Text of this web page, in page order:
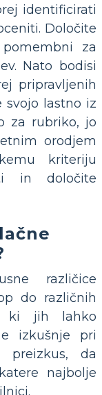
identificirati
Določite
za
Nato bodisi
pripravljenih
svojo lastno iz
za rubriko, jo
orodjem
kriteriju
in določite
različice
do različnih
ki jih lahko
izkušnje pri
preizkus, da
najbolje